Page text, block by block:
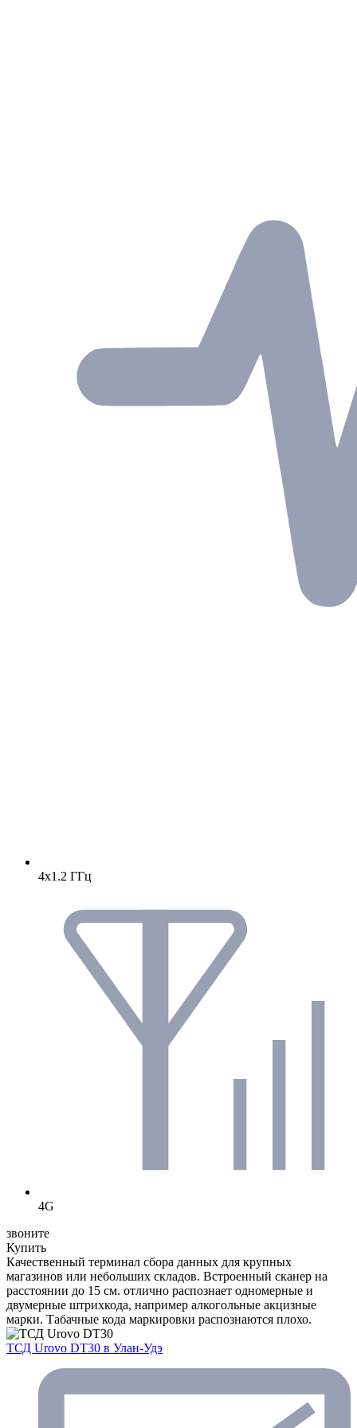
4х1.2 ГГц
4G
звоните
Купить
Качественный терминал сбора данных для крупных
магазинов или небольших складов. Встроенный сканер на
расстоянии до 15 см. отлично распознает одномерные и
двумерные штрихкода, например алкогольные акцизные
марки. Табачные кода маркировки распознаются плохо.
ТСД Urovo DT30 в Улан-Удэ